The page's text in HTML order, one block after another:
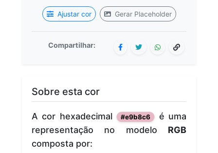
Ajustar cor Gerar Placeholder
Compartilhar:
Sobre esta cor
A cor hexadecimal #e9b8c6
é uma
representação no modelo RGB
composta por: